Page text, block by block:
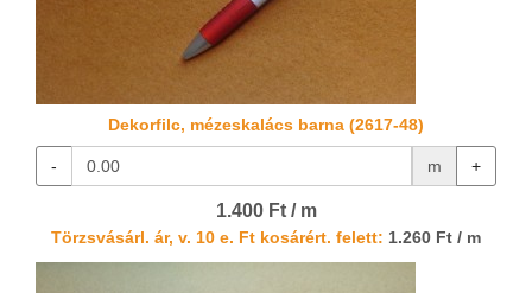
Dekorfilc, mézeskalács barna (2617-48)
- m +
1.400 Ft / m
Törzsvásárl. ár, v. 10 e. Ft kosárért. felett: 1.260 Ft / m